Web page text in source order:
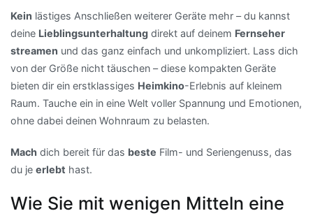
Kein lästiges Anschließen weiterer Geräte mehr – du kannst
deine Lieblingsunterhaltung direkt auf deinem Fernseher
streamen und das ganz einfach und unkompliziert. Lass dich
von der Größe nicht täuschen – diese kompakten Geräte
bieten dir ein erstklassiges Heimkino-Erlebnis auf kleinem
Raum. Tauche ein in eine Welt voller Spannung und Emotionen,
ohne dabei deinen Wohnraum zu belasten.
Mach dich bereit für das beste Film- und Seriengenuss, das
du je erlebt hast.
Wie Sie mit wenigen Mitteln eine